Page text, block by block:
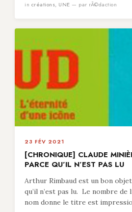
in créations, UNE — par rÃ©daction
23 FÉV 2021
[CHRONIQUE] CLAUDE
PARCE QU’IL N’EST PAS LU
Arthur Rimbaud est un bon
qu’il n’est pas lu. Le nombre de
nom donne le titre est